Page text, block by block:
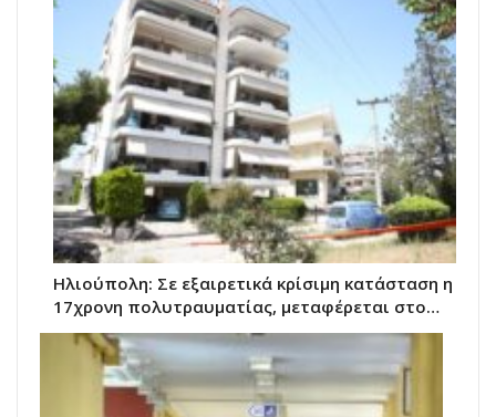
Ηλιούπολη: Σε εξαιρετικά κρίσιμη κατάσταση η
17χρονη πολυτραυματίας, μεταφέρεται στο…